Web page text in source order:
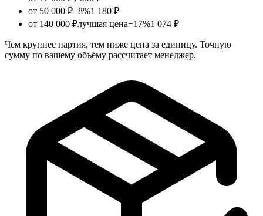
от 50 000 ₽−8%1 180 ₽
от 140 000 ₽лучшая цена−17%1 074 ₽
Чем крупнее партия, тем ниже цена за единицу. Точную
сумму по вашему объёму рассчитает менеджер.